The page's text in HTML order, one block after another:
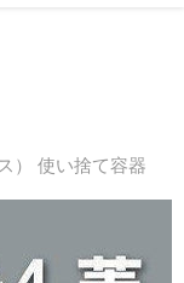
） 使い捨て容器